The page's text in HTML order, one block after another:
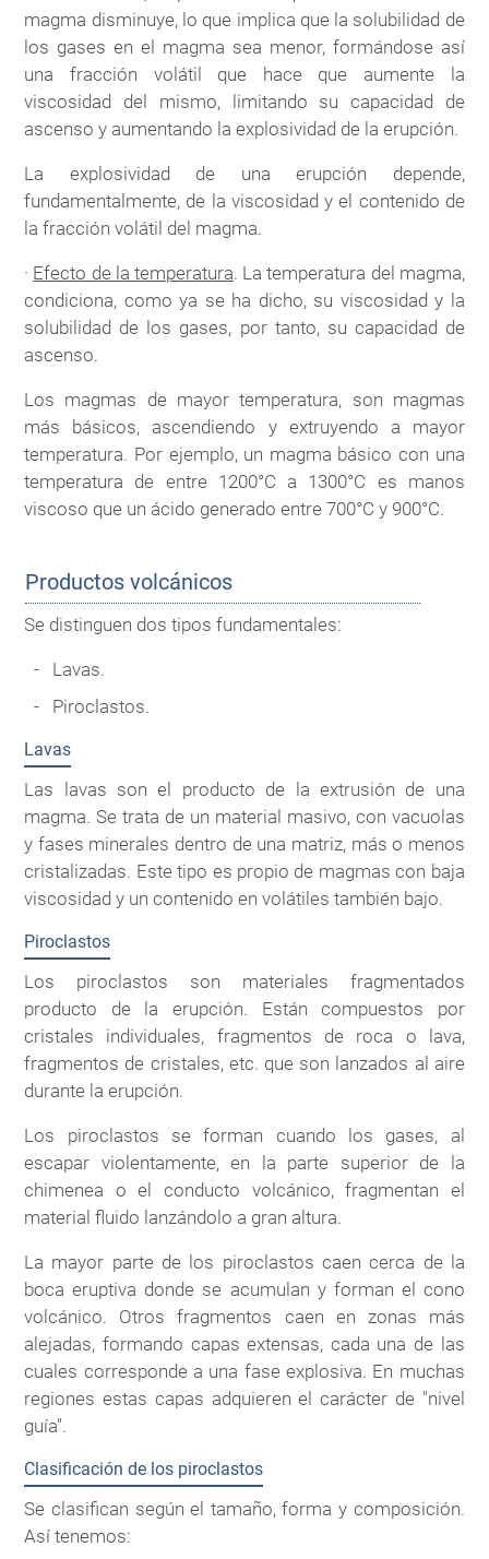
magma disminuye, lo que implica que la solubilidad de
los gases en el magma sea menor, formándose así
una fracción volátil que hace que aumente la
viscosidad del mismo, limitando su capacidad de
ascenso y aumentando la explosividad de la erupción.
La explosividad de una erupción depende,
fundamentalmente, de la viscosidad y el contenido de
la fracción volátil del magma.
· Efecto de la temperatura. La temperatura del magma,
condiciona, como ya se ha dicho, su viscosidad y la
solubilidad de los gases, por tanto, su capacidad de
ascenso.
Los magmas de mayor temperatura, son magmas
más básicos, ascendiendo y extruyendo a mayor
temperatura. Por ejemplo, un magma básico con una
temperatura de entre 1200°C a 1300°C es manos
viscoso que un ácido generado entre 700°C y 900°C.
Productos volcánicos
Se distinguen dos tipos fundamentales:
Lavas.
Piroclastos.
Lavas
Las lavas son el producto de la extrusión de una
magma. Se trata de un material masivo, con vacuolas
y fases minerales dentro de una matriz, más o menos
cristalizadas. Este tipo es propio de magmas con baja
viscosidad y un contenido en volátiles también bajo.
Piroclastos
Los piroclastos son materiales fragmentados
producto de la erupción. Están compuestos por
cristales individuales, fragmentos de roca o lava,
fragmentos de cristales, etc. que son lanzados al aire
durante la erupción.
Los piroclastos se forman cuando los gases, al
escapar violentamente, en la parte superior de la
chimenea o el conducto volcánico, fragmentan el
material fluido lanzándolo a gran altura.
La mayor parte de los piroclastos caen cerca de la
boca eruptiva donde se acumulan y forman el cono
volcánico. Otros fragmentos caen en zonas más
alejadas, formando capas extensas, cada una de las
cuales corresponde a una fase explosiva. En muchas
regiones estas capas adquieren el carácter de "nivel
guía".
Clasificación de los piroclastos
Se clasifican según el tamaño, forma y composición.
Así tenemos: